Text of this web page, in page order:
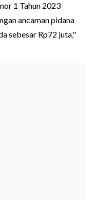
1 Tahun 2023
ancaman pidana
sebesar Rp72 juta,"